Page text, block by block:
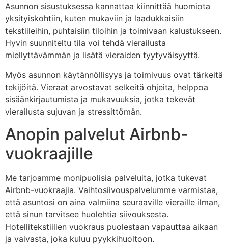
Asunnon sisustuksessa kannattaa kiinnittää huomiota
yksityiskohtiin, kuten mukaviin ja laadukkaisiin
tekstiileihin, puhtaisiin tiloihin ja toimivaan kalustukseen.
Hyvin suunniteltu tila voi tehdä vierailusta
miellyttävämmän ja lisätä vieraiden tyytyväisyyttä.
Myös asunnon käytännöllisyys ja toimivuus ovat tärkeitä
tekijöitä. Vieraat arvostavat selkeitä ohjeita, helppoa
sisäänkirjautumista ja mukavuuksia, jotka tekevät
vierailusta sujuvan ja stressittömän.
Anopin palvelut Airbnb-
vuokraajille
Me tarjoamme monipuolisia palveluita, jotka tukevat
Airbnb-vuokraajia. Vaihtosiivouspalvelumme varmistaa,
että asuntosi on aina valmiina seuraaville vieraille ilman,
että sinun tarvitsee huolehtia siivouksesta.
Hotellitekstiilien vuokraus puolestaan vapauttaa aikaan
ja vaivasta, joka kuluu pyykkihuoltoon.